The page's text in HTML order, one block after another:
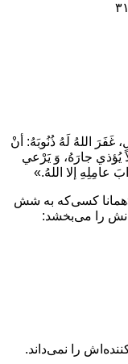
اللهُ لَهُ ذُنُوبَهُ: أنْ
يُؤذي جارَهُ، وَ يَرْعي
عامِلِهِ إلا اللهُ.»
«همانا کسی‌که به شش
را می‌بخشد:
را نمی‌داند.